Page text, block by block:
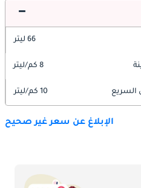
66 ليتر
8 كم/ليتر
السريع 10 كم/ليتر
الإبلاغ عن سعر غير صحيح